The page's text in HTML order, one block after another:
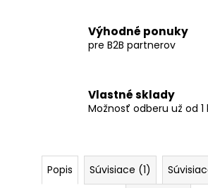
Výhodné ponuky
pre B2B partnerov
Vlastné sklady
Možnosť odberu už od 1
Popis Súvisiace (1)